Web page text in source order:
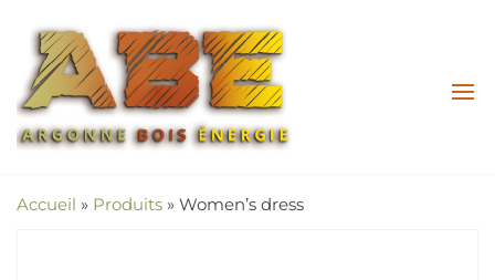
Accueil » Produits » Women’s dress